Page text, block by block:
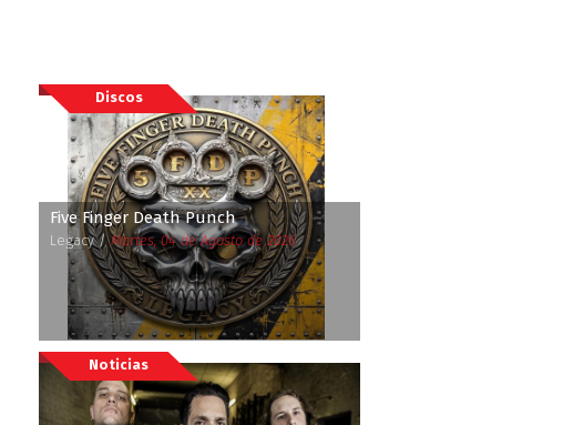
Discos
Five Finger Death Punch
Legacy /Martes, 04 de Agosto de 2026
Noticias